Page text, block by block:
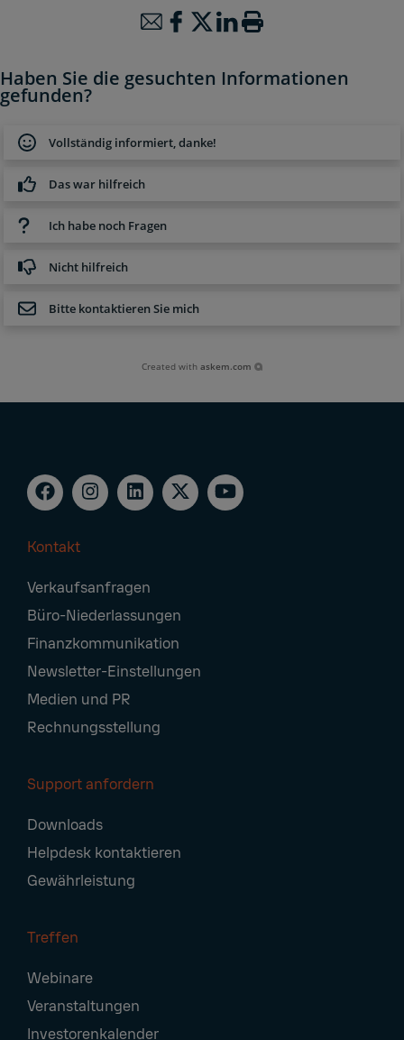
Haben Sie die gesuchten Informationen
gefunden?
Vollständig informiert, danke!
Das war hilfreich
Ich habe noch Fragen
Nicht hilfreich
Bitte kontaktieren Sie mich
Created withaskem.com
Navigation
Kontakt
Verkaufsanfragen
Büro-Niederlassungen
Finanzkommunikation
Newsletter-Einstellungen
Medien und PR
Rechnungsstellung
Support anfordern
Downloads
Helpdesk kontaktieren
Gewährleistung
Treffen
Webinare
Veranstaltungen
Investorenkalender